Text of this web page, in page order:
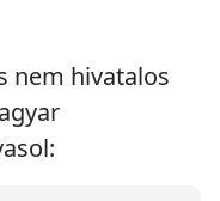
nem hivatalos